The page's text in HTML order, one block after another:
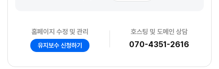
홈페이지 수정 및 관리
유지보수 신청하기
호스팅 및 도메인 상담
070-4351-2616